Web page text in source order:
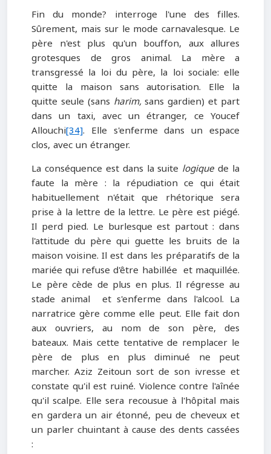
Fin du monde? interroge l'une des filles.
Sûrement, mais sur le mode carnavalesque. Le
père n'est plus qu'un bouffon, aux allures
grotesques de gros animal. La mère a
transgressé la loi du père, la loi sociale: elle
quitte la maison sans autorisation. Elle la
quitte seule (sans harim,sans gardien) et part
dans un taxi, avec un étranger, ce Youcef
Allouchi[34]. Elle s'enferme dans un espace
clos, avec un étranger.
La conséquence est dans la suite logique de la
faute la mère : la répudiation ce qui était
habituellement n'était que rhétorique sera
prise à la lettre de la lettre. Le père est piégé.
Il perd pied. Le burlesque est partout : dans
l'attitude du père qui guette les bruits de la
maison voisine. Il est dans les préparatifs de la
mariée qui refuse d'être habillée et maquillée.
Le père cède de plus en plus. Il régresse au
stade animal et s'enferme dans l'alcool. La
narratrice gère comme elle peut. Elle fait don
aux ouvriers, au nom de son père, des
bateaux. Mais cette tentative de remplacer le
père de plus en plus diminué ne peut
marcher. Aziz Zeitoun sort de son ivresse et
constate qu'il est ruiné. Violence contre l'aînée
qu'il scalpe. Elle sera recousue à l'hôpital mais
en gardera un air étonné, peu de cheveux et
un parler chuintant à cause des dents cassées
: